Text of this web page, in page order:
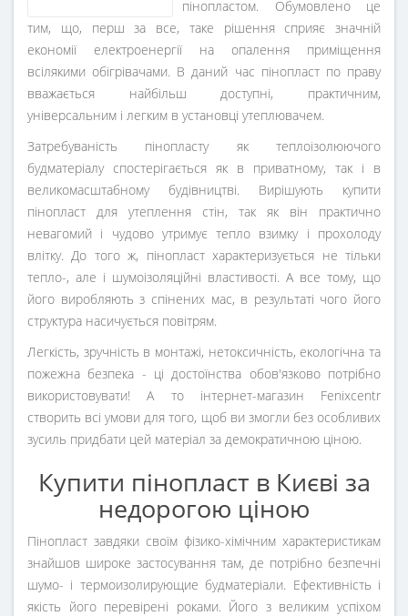
пінопластом. Обумовлено це
тим, що, перш за все, таке рішення сприяє значній
економії електроенергії на опалення приміщення
всілякими обігрівачами. В даний час пінопласт по праву
вважається найбільш доступні, практичним,
універсальним і легким в установці утеплювачем.
Затребуваність пінопласту як теплоізолюючого
будматеріалу спостерігається як в приватному, так і в
великомасштабному будівництві. Вирішують купити
пінопласт для утеплення стін, так як він практично
невагомий і чудово утримує тепло взимку і прохолоду
влітку. До того ж, пінопласт характеризується не тільки
тепло-, але і шумоізоляційні властивості. А все тому, що
його виробляють з спінених мас, в результаті чого його
структура насичується повітрям.
Легкість, зручність в монтажі, нетоксичність, екологічна та
пожежна безпека - ці достоїнства обов'язково потрібно
використовувати! А то інтернет-магазин Fenixcentr
створить всі умови для того, щоб ви змогли без особливих
зусиль придбати цей матеріал за демократичною ціною.
Купити пінопласт в Києві за
недорогою ціною
Пінопласт завдяки своїм фізико-хімічним характеристикам
знайшов широке застосування там, де потрібно безпечні
шумо- і термоизолирующие будматеріали. Ефективність і
якість його перевірені роками. Його з великим успіхом